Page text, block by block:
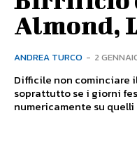
Almond,
ANDREA TURCO - 2
Difficile non cominciare
soprattutto se i giorni
numericamente su